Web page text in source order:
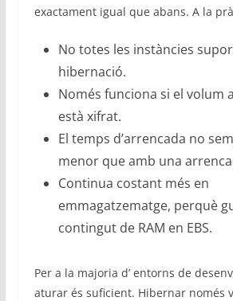
exactament igual que abans. A la
No totes les instàncies
hibernació.
Només funciona si el volum
està xifrat.
El temps d’arrencada no
menor que amb una
Continua costant més en
emmagatzematge, perquè
contingut de RAM en EBS.
Per a la majoria d’ entorns de
aturar és suficient. Hibernar només